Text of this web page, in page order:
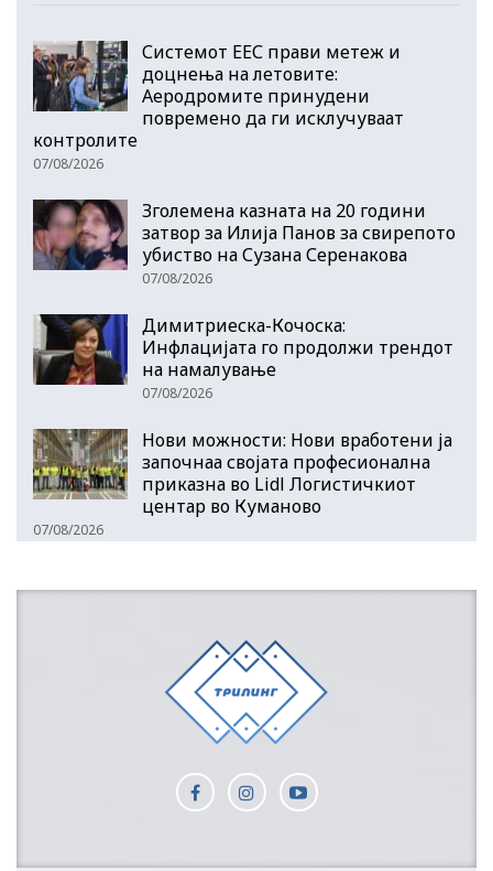
Системот ЕЕС прави метеж и
доцнења на летовите:
Аеродромите принудени
повремено да ги исклучуваат
контролите
07/08/2026
Зголемена казната на 20 години
затвор за Илија Панов за свирепото
убиство на Сузана Серенакова
07/08/2026
Димитриеска-Кочоска:
Инфлацијата го продолжи трендот
на намалување
07/08/2026
Нови можности: Нови вработени ја
започнаа својата професионална
приказна во Lidl Логистичкиот
центар во Куманово
07/08/2026